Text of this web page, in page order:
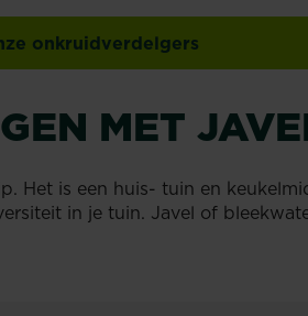
onkruidverdelgers
MET
Het is een huis- tuin en
in je tuin. Javel of